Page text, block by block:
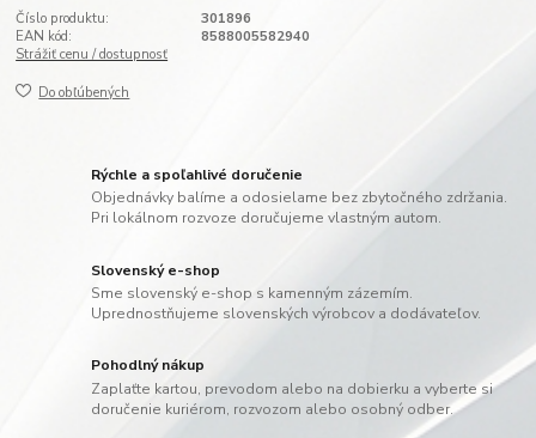
Číslo produktu:
301896
EAN kód:
8588005582940
Strážiť cenu / dostupnosť
Do obľúbených
Rýchle a spoľahlivé doručenie
Objednávky balíme a odosielame bez zbytočného zdržania.
Pri lokálnom rozvoze doručujeme vlastným autom.
Slovenský e-shop
Sme slovenský e-shop s kamenným zázemím.
Uprednostňujeme slovenských výrobcov a dodávateľov.
Pohodlný nákup
Zaplaťte kartou, prevodom alebo na dobierku a vyberte si
doručenie kuriérom, rozvozom alebo osobný odber.